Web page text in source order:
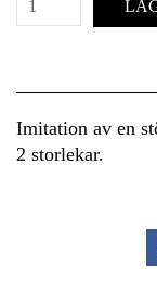
Imitation av en
2 storlekar.